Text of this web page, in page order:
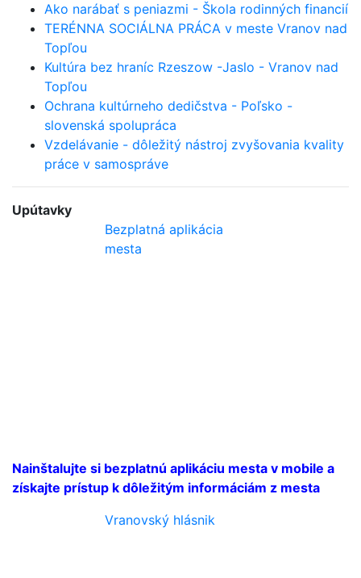
Ako narábať s peniazmi - Škola rodinných financií
TERÉNNA SOCIÁLNA PRÁCA v meste Vranov nad
Topľou
Kultúra bez hraníc Rzeszow -Jaslo - Vranov nad
Topľou
Ochrana kultúrneho dedičstva - Poľsko -
slovenská spolupráca
Vzdelávanie - dôležitý nástroj zvyšovania kvality
práce v samospráve
Upútavky
Bezplatná aplikácia
mesta
Nainštalujte si bezplatnú aplikáciu mesta v mobile a
získajte prístup k dôležitým informáciám z mesta
Vranovský hlásnik